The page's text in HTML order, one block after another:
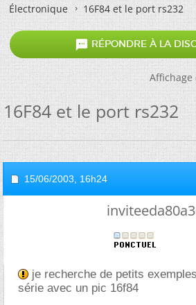
Électronique
16F84 et le port rs232
 RÉPONDRE À LA
Affichage
16F84 et le port rs232
15/06/2003, 16h24
je recherche de petits
série avec un pic 16f84